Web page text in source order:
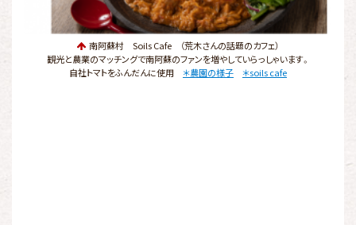
南阿蘇村 Soils Cafe （荒木さんの話題のカフェ）
観光と農業のマッチングで南阿蘇のファンを増やしていらっしゃいます。
自社トマトをふんだんに使用 ＊農園の様子 ＊soils cafe